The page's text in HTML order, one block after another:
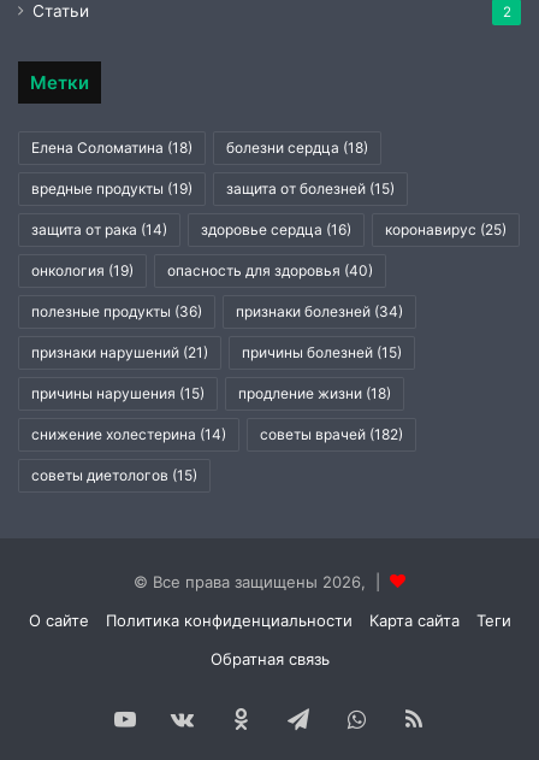
Статьи 2
Метки
Елена Соломатина (18) болезни сердца (18)
вредные продукты (19) защита от болезней (15)
защита от рака (14) здоровье сердца (16) коронавирус (25)
онкология (19) опасность для здоровья (40)
полезные продукты (36) признаки болезней (34)
признаки нарушений (21) причины болезней (15)
причины нарушения (15) продление жизни (18)
снижение холестерина (14) советы врачей (182)
советы диетологов (15)
© Все права защищены 2026, |
О сайте
Политика конфиденциальности Карта сайта
Теги
Обратная связь
YouTubevk.comОдноклассники
TelegramWhatsApp
RSS